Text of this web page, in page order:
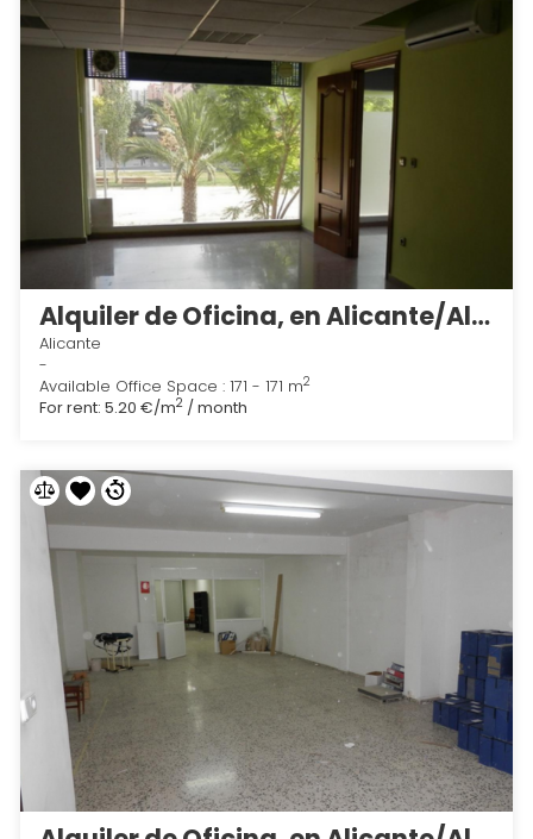
Alquiler de Oficina, en Alicante/Alacant 2
Alicante
-
Available Office Space : 171 - 171 m2
For rent: 5.20 €/m2 / month